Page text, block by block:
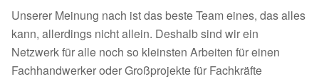
Unserer Meinung nach ist das beste Team eines, das alles
kann, allerdings nicht allein. Deshalb sind wir ein
Netzwerk für alle noch so kleinsten Arbeiten für einen
Fachhandwerker oder Großprojekte für Fachkräfte